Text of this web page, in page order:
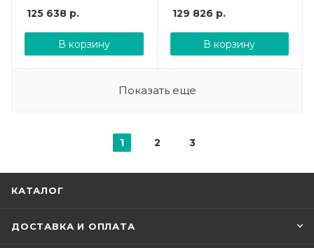
125 638 р.
В корзину
129 826 р.
В корзину
Показать еще
1 2 3
КАТАЛОГ
ДОСТАВКА И ОПЛАТА